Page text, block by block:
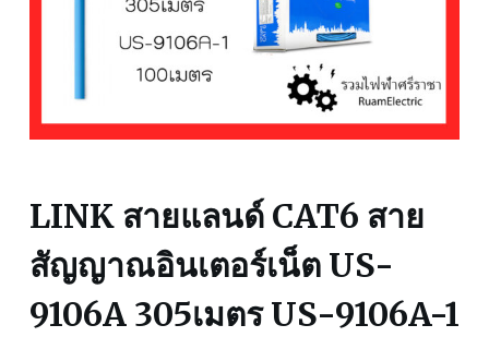
LINK สายแลนด์ CAT6 สาย
สัญญาณอินเตอร์เน็ต US-
9106A 305เมตร US-9106A-1